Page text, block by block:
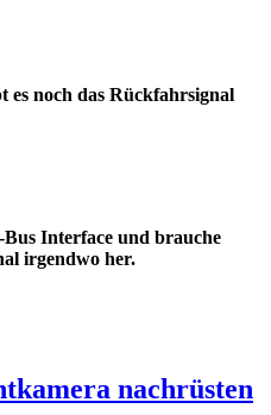
es noch das Rückfahrsignal
Interface und brauche
irgendwo her.
nachrüsten